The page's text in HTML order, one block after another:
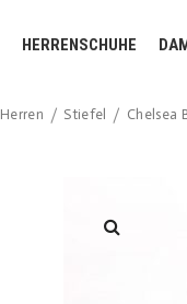
HERRENSCHUHE
Herren / Stiefel / Chelsea